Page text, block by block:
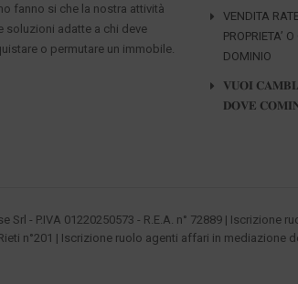
fanno si che la nostra attività
soluzioni adatte a chi deve
o permutare un immobile.
VENDITA
PROPRIETA’
DOMINIO
𝐕𝐔𝐎𝐈
𝐃𝐎𝐕𝐄
Srl - P.IVA 01220250573 - R.E.A. n° 72889 | Iscrizione
n°201 | Iscrizione ruolo agenti affari in mediazione